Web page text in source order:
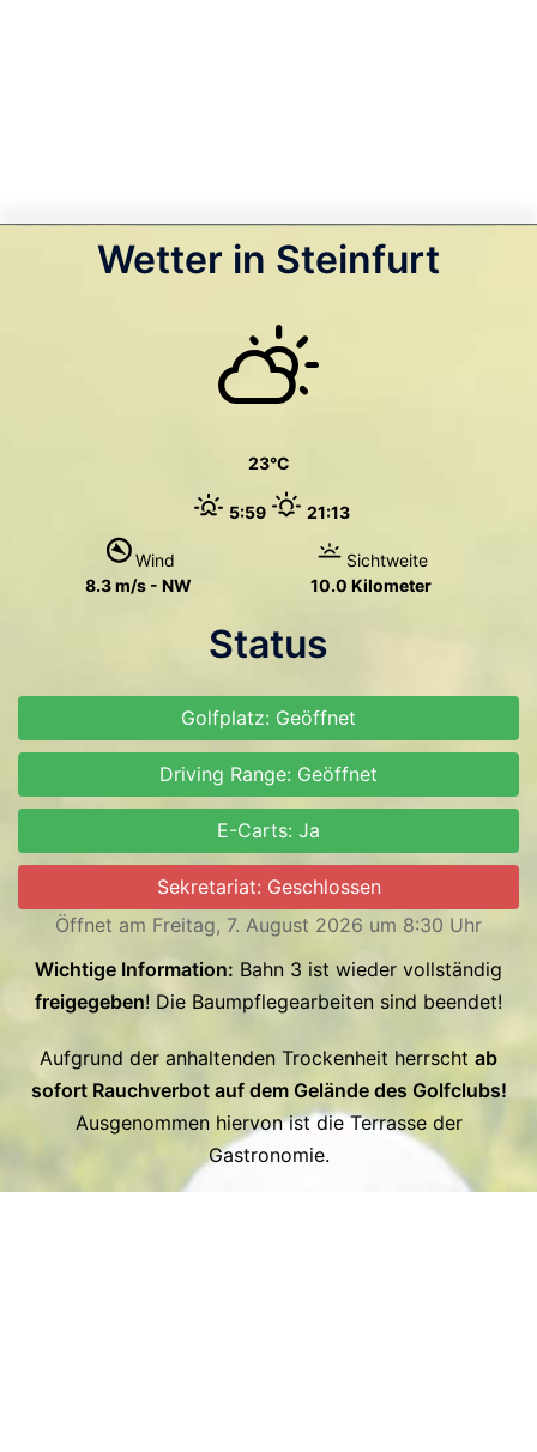
Wetter in Steinfurt
23
5:59 21:13
Wind
8.3 m/s - NW
Sichtweite
10.0 Kilometer
Status
Golfplatz: Geöffnet
Driving Range: Geöffnet
E-Carts: Ja
Sekretariat: Geschlossen
Öffnet am Freitag, 7. August 2026 um 8:30 Uhr
Wichtige Information: Bahn 3 ist wieder vollständig
freigegeben! Die Baumpflegearbeiten sind beendet!
Aufgrund der anhaltenden Trockenheit herrscht ab
sofort Rauchverbot auf dem Gelände des Golfclubs!
Ausgenommen hiervon ist die Terrasse der
Gastronomie.